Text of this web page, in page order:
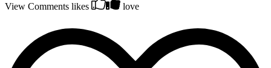
View Comments likes love